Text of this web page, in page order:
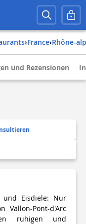
› france› rhône-
und Rezensionen
und Eisdiele: Nur
Vallon-Pont-d'Arc
ruhigen und